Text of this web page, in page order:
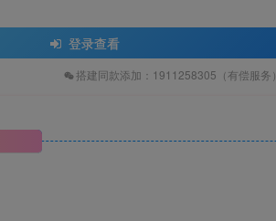
登录查看
搭建同款添加：1911258305（有偿服务）